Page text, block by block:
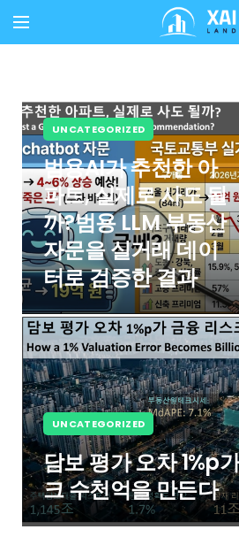
UNCATEGORIZED
범용AI가 추천한 아
파트, 실제로 사도 될
까?범용 LLM 부동산
자문을 실거래 데이
터로 검증한 결과
UNCATEGORIZED
담보 평가 오차 1%p
크 수천억을 만든다